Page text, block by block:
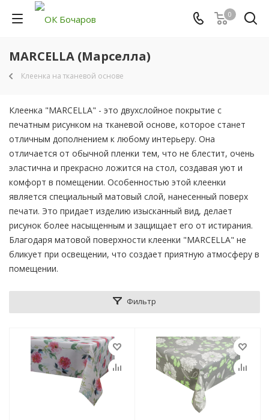
0
MARCELLA (Марселла)
Клеенка на тканевой основе
Клеенка "MARCELLA" - это двухслойное покрытие с
печатным рисунком на тканевой основе, которое станет
отличным дополнением к любому интерьеру. Она
отличается от обычной пленки тем, что не блестит, очень
эластична и прекрасно ложится на стол, создавая уют и
комфорт в помещении. Особенностью этой клеенки
является специальный матовый слой, нанесенный поверх
печати. Это придает изделию изысканный вид, делает
рисунок более насыщенным и защищает его от истирания.
Благодаря матовой поверхности клеенки "MARCELLA" не
бликует при освещении, что создает приятную атмосферу в
помещении.
Фильтр